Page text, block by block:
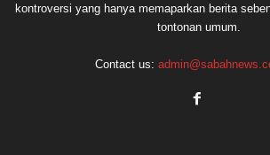
kontroversi yang hanya memaparkan berita
tontonan umum.
Contact us: